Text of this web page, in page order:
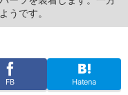
うです。
FB Hatena